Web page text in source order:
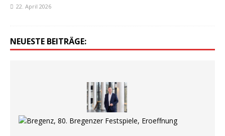
22. April 2026
NEUESTE BEITRÄGE: